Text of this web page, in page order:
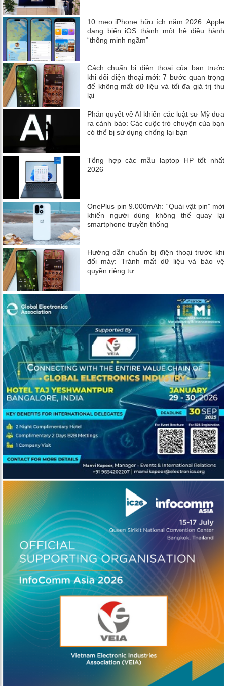
10 mẹo iPhone hữu ích năm 2026: Apple
đang biến iOS thành một hệ điều hành
“thông minh ngầm”
Cách chuẩn bị điện thoại của bạn trước
khi đổi điện thoại mới: 7 bước quan trọng
để không mất dữ liệu và tối đa giá trị thu
lại
Phán quyết về AI khiến các luật sư Mỹ đưa
ra cảnh báo: Các cuộc trò chuyện của bạn
có thể bị sử dụng chống lại bạn
Tổng hợp các mẫu laptop HP tốt nhất
2026
OnePlus pin 9.000mAh: “Quái vật pin” mới
khiến người dùng không thể quay lại
smartphone truyền thống
Hướng dẫn chuẩn bị điện thoại trước khi
đổi máy: Tránh mất dữ liệu và bảo vệ
quyền riêng tư